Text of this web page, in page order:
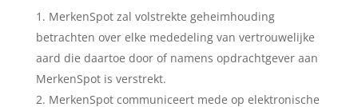
MerkenSpot zal volstrekte geheimhouding
betrachten over elke mededeling van vertrouwelijke
aard die daartoe door of namens opdrachtgever aan
MerkenSpot is verstrekt.
MerkenSpot communiceert mede op elektronische